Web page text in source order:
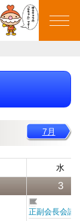
群馬県老人福祉施設
7月
水
3
正副会長会議